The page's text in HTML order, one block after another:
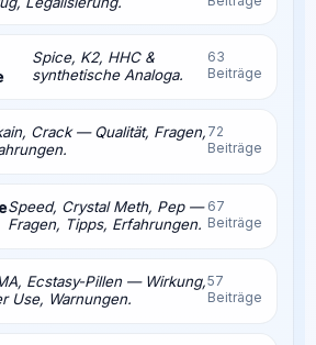
Spice, K2, HHC &
synthetische Analoga.
63
Beiträge
Crack — Qualität, Fragen, 72
Beiträge
Speed, Crystal Meth, Pep —
Fragen, Tipps, Erfahrungen.
67
Beiträge
Ecstasy-Pillen — Wirkung,
Use, Warnungen.
57
Beiträge